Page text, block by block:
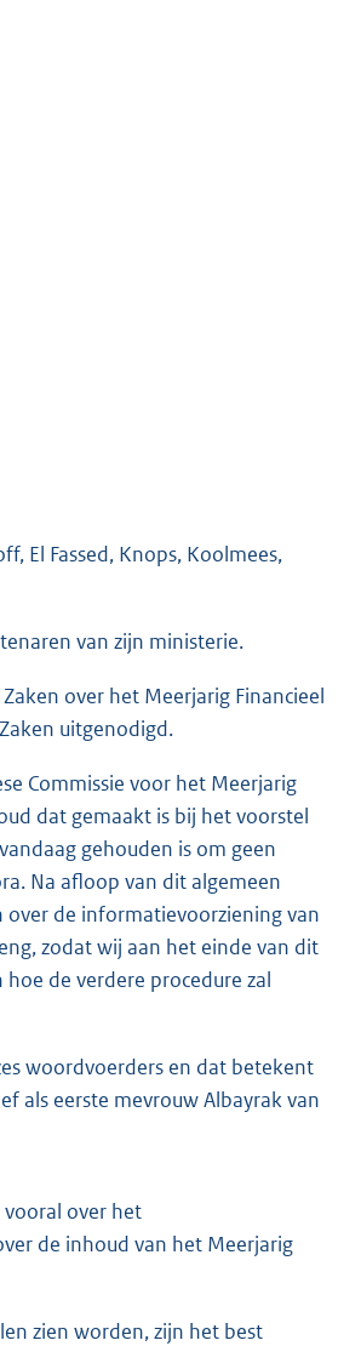
El Fassed, Knops, Koolmees,
van zijn ministerie.
over het Meerjarig Financieel
uitgenodigd.
Commissie voor het Meerjarig
dat gemaakt is bij het voorstel
gehouden is om geen
Na afloop van dit algemeen
over de informatievoorziening van
zodat wij aan het einde van dit
de verdere procedure zal
woordvoerders en dat betekent
als eerste mevrouw Albayrak van
vooral over het
de inhoud van het Meerjarig
zien worden, zijn het best